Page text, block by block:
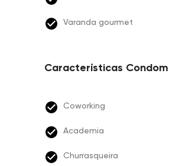
Varanda gourmet
Características
Coworking
Academia
Churrasqueira